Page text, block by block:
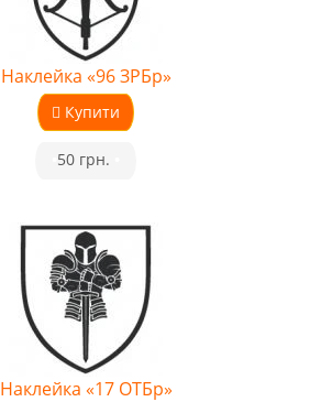
Наклейка «96 ЗРБр»
Купити
50 грн.
Наклейка «17 ОТБр»